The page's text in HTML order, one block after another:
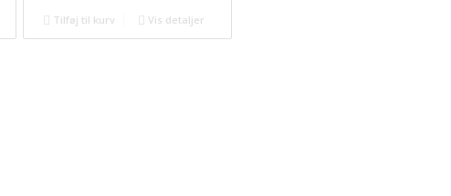
Tilføj til kurv Vis detaljer